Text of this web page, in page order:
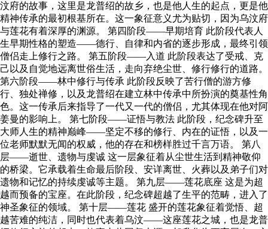
汶府的故事，这里是龙普绍的故乡，也是他人生的起点，更是他
精神传承的最初根基所在。这一象征意义尤为贴切，因为乌汶府
与莲花有着深厚的渊源。 第四阶段——早期培育 此阶段代表人
生早期性格的塑造——德行、自律和内省的逐步形成，最终引领
僧侣走上修行之路。 第五阶段——入道 此阶段表达了受戒、克
己以及自觉地远离世俗生活，走向弃绝尘世、修行修行的道路。
第六阶段——林中修行与传承 此阶段反映了苦行僧的游方修
行、独处禅修，以及龙普绍在建立林中传承中所扮演的奠基性角
色。这一传承后来指导了一代又一代的僧侣，尤其体现在他对阿
姜曼的影响上。 第七阶段——证悟与教法 此阶段，纪念碑升至
大师人生的精神巅峰——坚定不移的修行、内在的证悟，以及一
位老师默默无闻的权威，他的存在和榜样胜过千言万语。 第八
层——逝世、遗物与虔诚 这一层象征着从尘世生活到精神敬仰
的桥梁。它承载着生命最后阶段、安详离世、火葬以及弟子们对
遗物和记忆的持续虔诚等主题。 第九层——莲花底座 这是为超
越而预备的宝座。在此阶段，纪念碑超越了生平的范畴，进入了
神圣象征的领域。 第十层——莲花 盛开的莲花象征着觉悟、超
越苦难的纯洁，同时也代表着乌汶——这座莲花之城，也是龙普